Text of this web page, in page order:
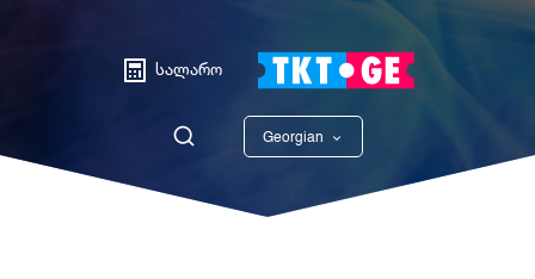
სალარო
Georgian